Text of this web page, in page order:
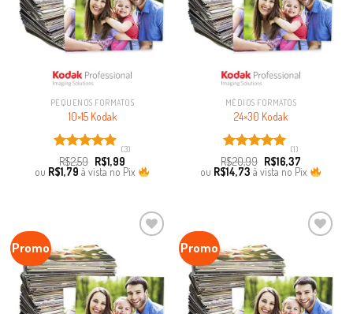
PEQUENOS FORMATOS
10×15 Kodak
Avaliação
5.00de 5
(3)
R$2,59 R$1,99
ou R$1,79 à vista no Pix
MÉDIOS FORMATOS
24×30 Kodak
Avaliação
5.00de 5
(1)
R$20,99 R$16,37
ou R$14,73 à vista no Pix
Promo Promo